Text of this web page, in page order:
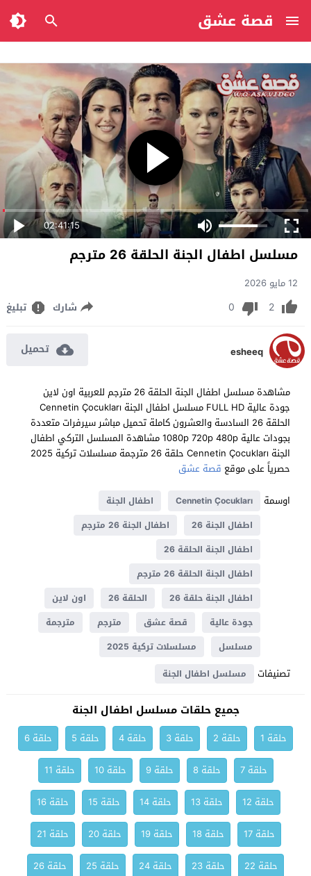
قصة عشق
02:41:15
مسلسل اطفال الجنة الحلقة 26 مترجم
12 مايو 2026
2
0 شارك تبليغ
esheeq تحميل
مشاهدة مسلسل اطفال الجنة الحلقة 26 مترجم للعربية اون لاين
جودة عالية FULL HD مسلسل اطفال الجنة Cennetin Çocukları
الحلقة 26 السادسة والعشرون كاملة تحميل مباشر سيرفرات متعددة
بجودات عالية 1080p 720p 480p مشاهدة المسلسل التركي اطفال
الجنة Cennetin Çocukları حلقة 26 مترجمة مسلسلات تركية 2025
حصرياً على موقع قصة عشق
اوسمة
Cennetin Çocukları
اطفال الجنة
اطفال الجنة 26
اطفال الجنة 26 مترجم
اطفال الجنة الحلقة 26
اطفال الجنة الحلقة 26 مترجم
اطفال الجنة حلقة 26
الحلقة 26
اون لاين
جودة عالية
قصة عشق مترجم
مترجمة
مسلسل
مسلسلات تركية 2025
تصنيفات مسلسل اطفال الجنة
جميع حلقات مسلسل اطفال الجنة
حلقة 1 حلقة 2 حلقة 3 حلقة 4 حلقة 5
حلقة 6
حلقة 7
حلقة 8 حلقة 9 حلقة 10
حلقة 11
حلقة 12
حلقة 13 حلقة 14 حلقة 15
حلقة 16
حلقة 17
حلقة 18 حلقة 19 حلقة 20
حلقة 21
حلقة 22
حلقة 23 حلقة 24 حلقة 25
حلقة 26